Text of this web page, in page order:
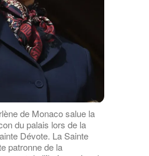
de Monaco salue la
du palais lors de la
Dévote. La Sainte
patronne de la